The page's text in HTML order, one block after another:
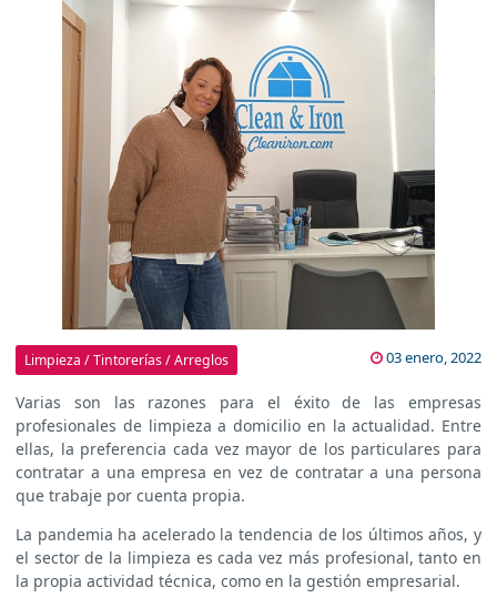
Limpieza / Tintorerías / Arreglos 03 enero, 2022
Varias son las razones para el éxito de las empresas
profesionales de limpieza a domicilio en la actualidad. Entre
ellas, la preferencia cada vez mayor de los particulares para
contratar a una empresa en vez de contratar a una persona
que trabaje por cuenta propia.
La pandemia ha acelerado la tendencia de los últimos años, y
el sector de la limpieza es cada vez más profesional, tanto en
la propia actividad técnica, como en la gestión empresarial.